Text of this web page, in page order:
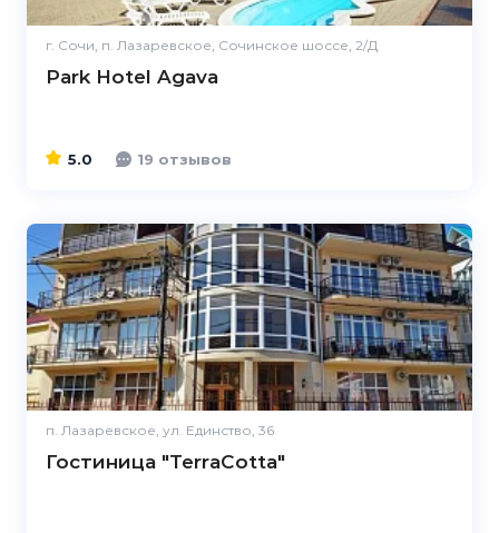
г. Сочи, п. Лазаревское, Сочинское шоссе, 2/Д
Park Hotel Agava
5.0 19 отзывов
п. Лазаревское, ул. Единство, 36
Гостиница "TerraCotta"
5.0